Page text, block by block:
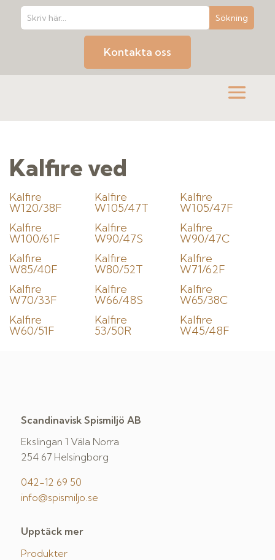
Kontakta oss
Kalfire ved
Kalfire
W120/38F
Kalfire
W105/47T
Kalfire
W105/47F
Kalfire
W100/61F
Kalfire
W90/47S
Kalfire
W90/47C
Kalfire
W85/40F
Kalfire
W80/52T
Kalfire
W71/62F
Kalfire
W70/33F
Kalfire
W66/48S
Kalfire
W65/38C
Kalfire
W60/51F
Kalfire
53/50R
Kalfire
W45/48F
Scandinavisk Spismiljö AB
Ekslingan 1 Väla Norra
254 67 Helsingborg
042-12 69 50
info@spismiljo.se
Upptäck mer
Produkter